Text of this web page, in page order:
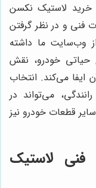
خرید لاستیک نکسن
فنی و در نظر گرفتن
وب‌سایت ما داشته
حیاتی خودرو، نقش
ایفا می‌کند. انتخاب
می‌تواند در
قطعات خودرو نیز
لاستیک